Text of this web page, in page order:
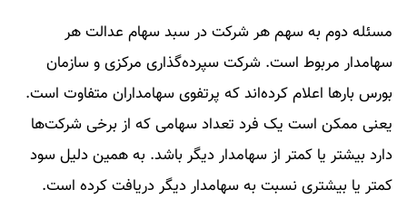
مسئله دوم به سهم هر شرکت در سبد سهام عدالت هر
سهامدار مربوط است. شرکت سپرده‌گذاری مرکزی و سازمان
بورس بارها اعلام کرده‌اند که پرتفوی سهامداران متفاوت است.
یعنی ممکن است یک فرد تعداد سهامی که از برخی شرکت‌ها
دارد بیشتر یا کمتر از سهامدار دیگر باشد. به همین دلیل سود
کمتر یا بیشتری نسبت به سهامدار دیگر دریافت کرده است.